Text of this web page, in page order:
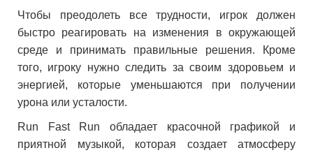
Чтобы преодолеть все трудности, игрок должен
быстро реагировать на изменения в окружающей
среде и принимать правильные решения. Кроме
того, игроку нужно следить за своим здоровьем и
энергией, которые уменьшаются при получении
урона или усталости.
Run Fast Run обладает красочной графикой и
приятной музыкой, которая создает атмосферу